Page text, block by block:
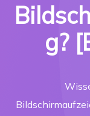
g?